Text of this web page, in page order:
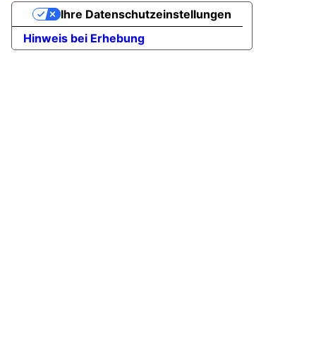
Hinweis bei Erhebung
Ihre Datenschutzeinstellungen